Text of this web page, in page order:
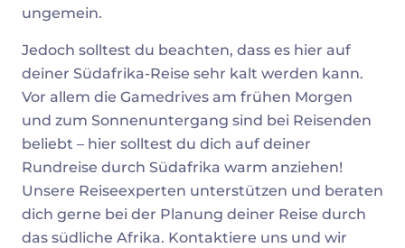
ungemein.
Jedoch solltest du beachten, dass es hier auf
deiner Südafrika-Reise sehr kalt werden kann.
Vor allem die Gamedrives am frühen Morgen
und zum Sonnenuntergang sind bei Reisenden
beliebt – hier solltest du dich auf deiner
Rundreise durch Südafrika warm anziehen!
Unsere Reiseexperten unterstützen und beraten
dich gerne bei der Planung deiner Reise durch
das südliche Afrika. Kontaktiere uns und wir